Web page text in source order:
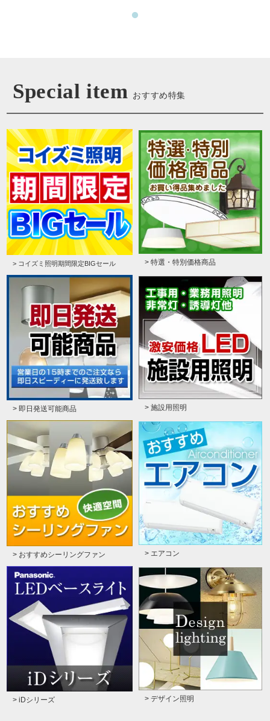
Special item おすすめ特集
> コイズミ照明期間限定BIGセール > 特選・特別価格商品
> 即日発送可能商品 > 施設用照明
> おすすめシーリングファン > エアコン
> iDシリーズ > デザイン照明